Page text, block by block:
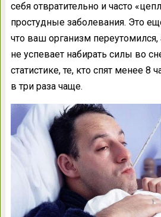
себя отвратительно и часто
простудные заболевания. Это
что ваш организм
не успевает набирать силы во
статистике, те, кто спят менее 8
в три раза чаще.